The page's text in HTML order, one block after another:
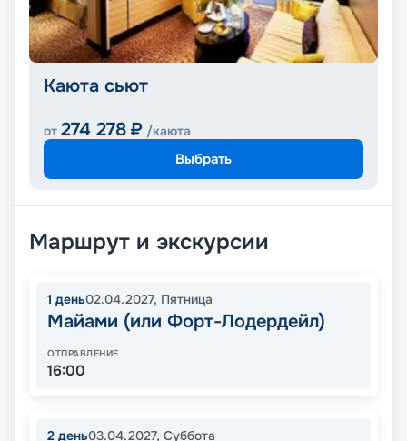
Каюта сьют
от 274 278 ₽ /каюта
Выбрать
Маршрут и экскурсии
1 день02.04.2027, Пятница
Майами (или Форт-Лодердейл)
ОТПРАВЛЕНИЕ
16:00
2 день03.04.2027, Суббота